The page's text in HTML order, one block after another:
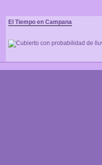
El Tiempo en Campana